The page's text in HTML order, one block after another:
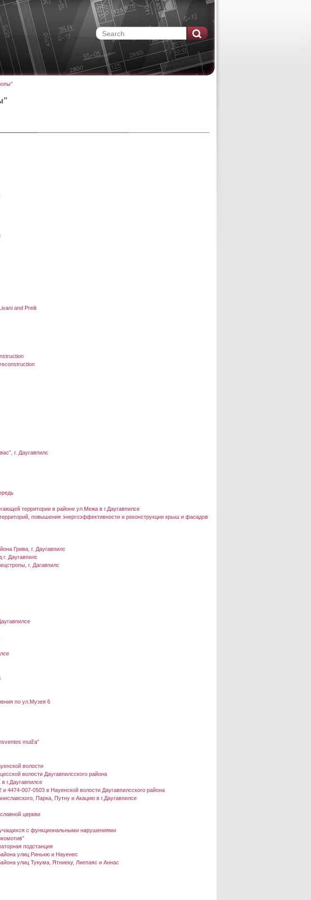
and Preili
г. Даугавпилс
территории в районе ул.Межа в г.Даугавпилсе
повышения энергоэффективности и реконструкции крыш и фасадов
Грива, г. Даугавпилс
г. Даугавпилс
г. Дагавпилс
по ул.Музея 6
muiža”
волости
волости Даугавпилсского района
г.Даугавпилсе
4474-007-0503 в Науенской волости Даугавпилсского района
Парка, Путну и Акацию в г.Даугавпилсе
церкви
с функциональными нарушениями
подстанция
улиц Ринькю и Науенес
улиц Тукума, Ятниеку, Лиепаяс и Аннас